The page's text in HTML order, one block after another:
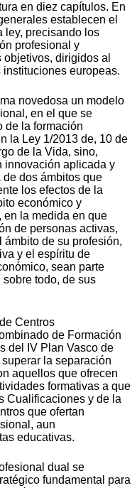
en diez capítulos. En
establecen el
ley, precisando los
profesional y
dirigidos al
instituciones europeas.
novedosa un modelo
en el que se
de la formación
la Ley 1/2013 de, 10 de
de la Vida, sino,
innovación aplicada y
dos ámbitos que
los efectos de la
económico y
en la medida en que
de personas activas,
de su profesión,
y el espíritu de
sean parte
todo, de sus
Centros
de Formación
del IV Plan Vasco de
la separación
aquellos que ofrecen
formativas a que
Cualificaciones y de la
que ofertan
aun
educativas.
dual se
fundamental para